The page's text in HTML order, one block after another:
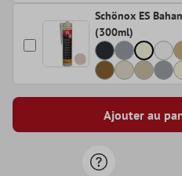
Schönox ES
(300ml)
Ajouter au